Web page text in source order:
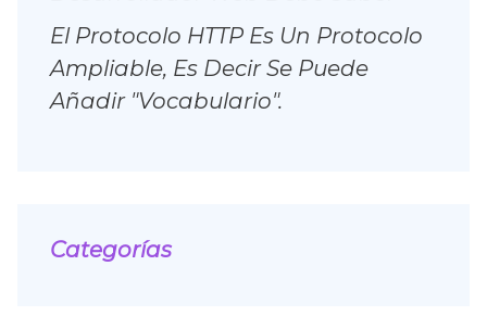
El Protocolo HTTP Es Un Protocolo
Ampliable, Es Decir Se Puede
Añadir "vocabulario".
Categorías